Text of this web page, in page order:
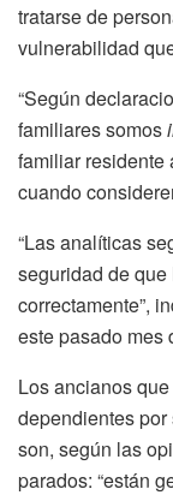
tratarse de
vulnerabilidad
“Según
familiares somos
familiar residente
cuando
“Las analíticas
seguridad de
correctamente”,
este pasado mes
Los ancianos
dependientes
son, según las
parados: “están